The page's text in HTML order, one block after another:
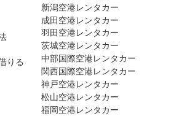
りる
新潟空港レンタカー
成田空港レンタカー
羽田空港レンタカー
茨城空港レンタカー
中部国際空港レンタカー
関西国際空港レンタカー
神戸空港レンタカー
松山空港レンタカー
福岡空港レンタカー